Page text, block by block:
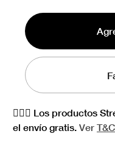
🏋🏻‍♀️ Los productos
el envío gratis. Ver